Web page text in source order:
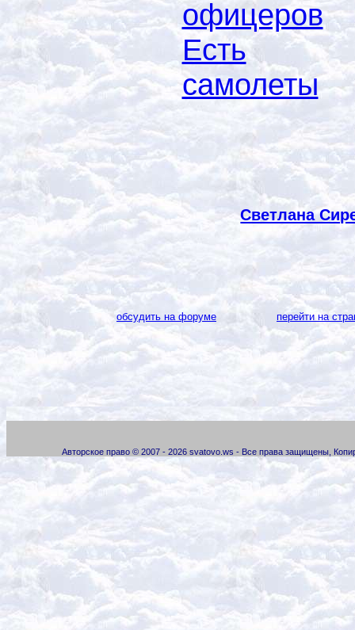
офицеров
Есть
самолеты
Светлана
обсудить на форуме перейти на
Авторское право © 2007 - 2026 svatovo.ws - Все права защищены,